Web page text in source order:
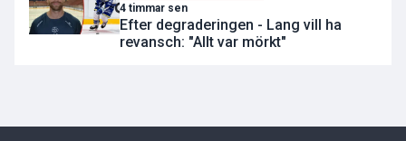
4 timmar sen
Efter degraderingen - Lang vill ha
revansch: "Allt var mörkt"